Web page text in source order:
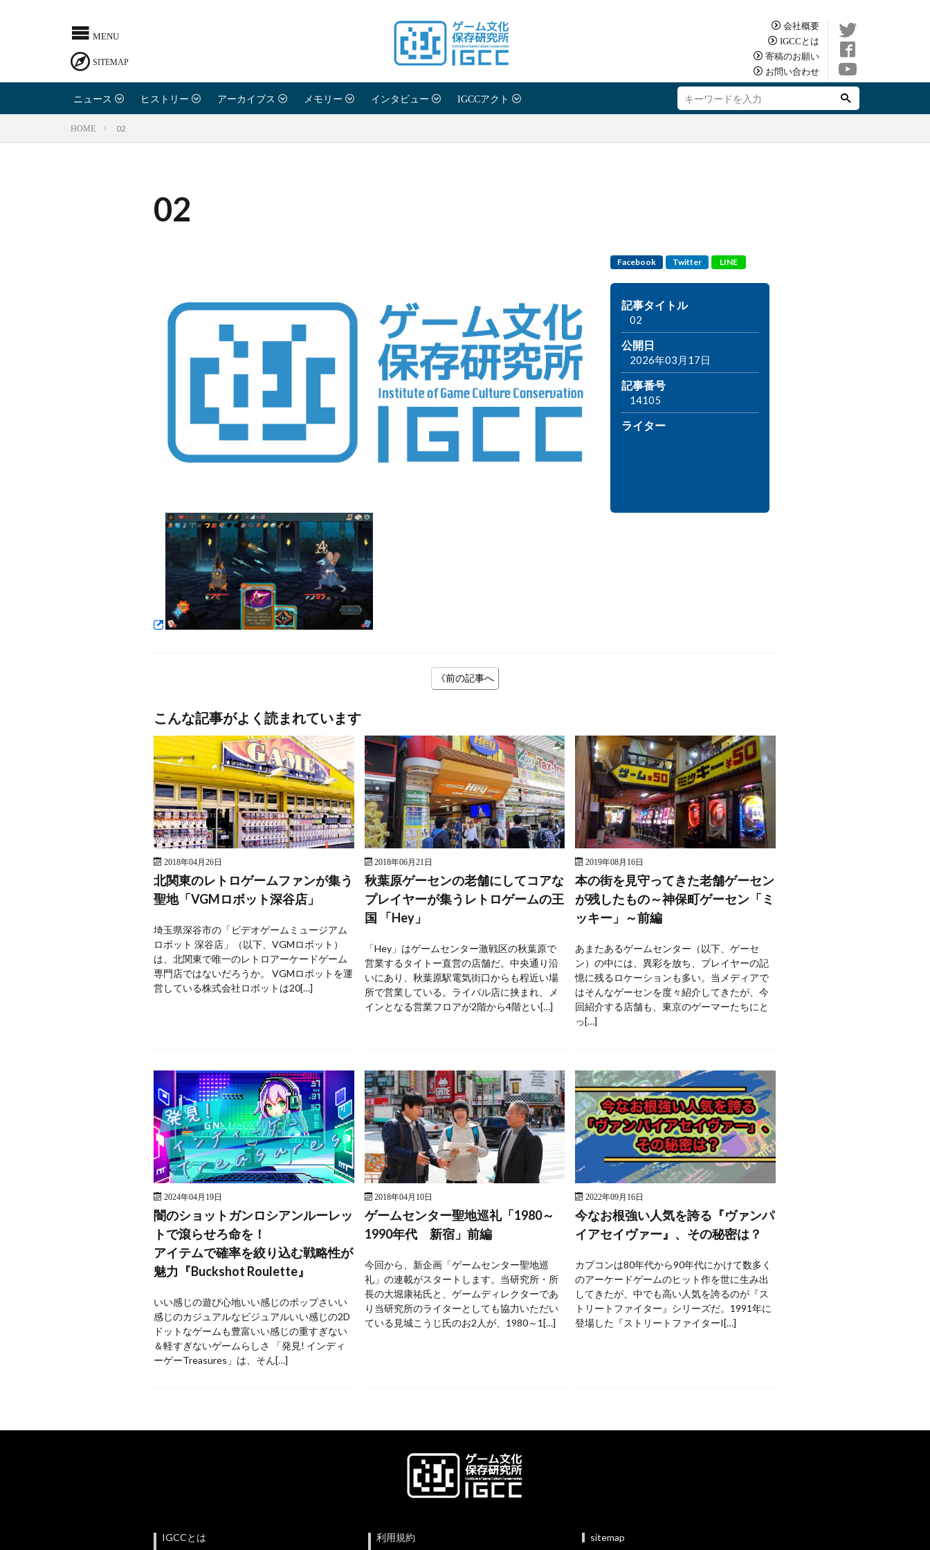
会社概要
IGCCとは
寄稿のお願い
お問い合わせ
ニュース ヒストリー アーカイブス メモリー インタビュー IGCCアクト
HOME 02
02
Facebook Twitter LINE
記事タイトル
02
公開日
2026年03月17日
記事番号
14105
ライター
《前の記事へ
こんな記事がよく読まれています
2018年04月26日
北関東のレトロゲームファンが集う
聖地「VGMロボット深谷店」
埼玉県深谷市の「ビデオゲームミュージアム
ロボット 深谷店」（以下、VGMロボット）
は、北関東で唯一のレトロアーケードゲーム
専門店ではないだろうか。 VGMロボットを運
営している株式会社ロボットは20[…]
2018年06月21日
秋葉原ゲーセンの老舗にしてコアな
プレイヤーが集うレトロゲームの王
国 「Hey」
「Hey」はゲームセンター激戦区の秋葉原で
営業するタイトー直営の店舗だ。中央通り沿
いにあり、秋葉原駅電気街口からも程近い場
所で営業している。ライバル店に挟まれ、メ
インとなる営業フロアが2階から4階とい[…]
2019年08月16日
本の街を見守ってきた老舗ゲーセン
が残したもの～神保町ゲーセン「ミ
ッキー」～前編
あまたあるゲームセンター（以下、ゲーセ
ン）の中には、異彩を放ち、プレイヤーの記
憶に残るロケーションも多い。当メディアで
はそんなゲーセンを度々紹介してきたが、今
回紹介する店舗も、東京のゲーマーたちにと
っ[…]
2024年04月19日
闇のショットガンロシアンルーレッ
トで滾らせろ命を！
アイテムで確率を絞り込む戦略性が
魅力『Buckshot Roulette』
いい感じの遊び心地いい感じのポップさいい
感じのカジュアルなビジュアルいい感じの2D
ドットなゲームも豊富いい感じの重すぎない
＆軽すぎないゲームらしさ 「発見! インディ
ーゲーTreasures」は、そん[…]
2018年04月10日
ゲームセンター聖地巡礼「1980～
1990年代 新宿」前編
今回から、新企画「ゲームセンター聖地巡
礼」の連載がスタートします。当研究所・所
長の大堀康祐氏と、ゲームディレクターであ
り当研究所のライターとしても協力いただい
ている見城こうじ氏のお2人が、1980～1[…]
2022年09月16日
今なお根強い人気を誇る『ヴァンパ
イアセイヴァー』、その秘密は？
カプコンは80年代から90年代にかけて数多く
のアーケードゲームのヒット作を世に生み出
してきたが、中でも高い人気を誇るのが『ス
トリートファイター』シリーズだ。1991年に
登場した『ストリートファイターI[…]
IGCCとは
利用規約
sitemap